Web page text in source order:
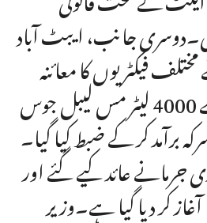
جانب، ایبٹ آباد
فیکٹریوں کا معائنہ
کیا۔ ایک فیکٹری سے 4000 لیٹر مس لیبل جوس
سرکہ برآمد کر کے ضبط کیا گیا۔
جرمانے عائد کیے گئے اور
آغاز کر دیا گیا ہے۔وزیر